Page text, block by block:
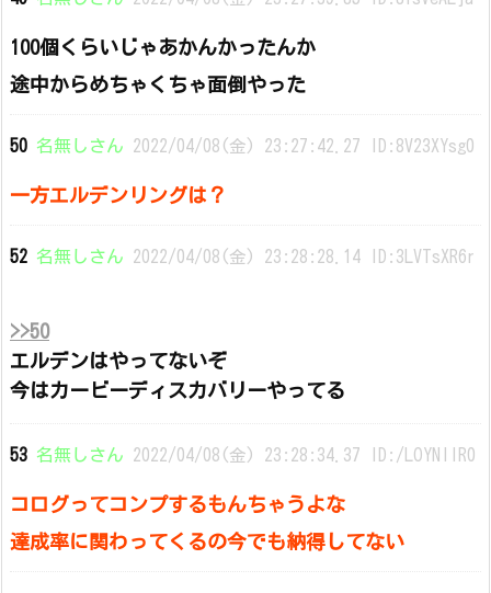
100個くらいじゃあかんかったんか
途中からめちゃくちゃ面倒やった
50 名無しさん 2022/04/08(金) 23:27:42.27 ID:8V23XYsg0
一方エルデンリングは？
52 名無しさん 2022/04/08(金) 23:28:28.14 ID:3LVTsXR6r
>>50
エルデンはやってないぞ
今はカービーディスカバリーやってる
53 名無しさん 2022/04/08(金) 23:28:34.37 ID:/LOYNllR0
コログってコンプするもんちゃうよな
達成率に関わってくるの今でも納得してない